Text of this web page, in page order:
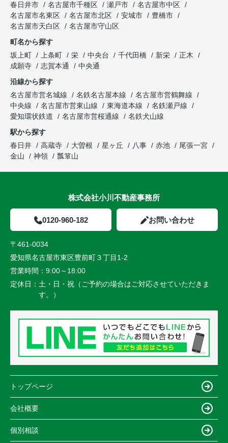
春日井市
名古屋市千種区 瀬戸市
名古屋市中区
名古屋市名東区
名古屋市北区 安城市
豊橋市
名古屋市天白区
名古屋市守山区
町名から探す
坂上町
上条町 栄 中央台 千代田橋 新栄
正木
成願寺
志賀本通
中央通
沿線から探す
名古屋市営名城線
名鉄名古屋本線
名古屋市営鶴舞線
中央線
名古屋市営東山線 東海道本線
名鉄瀬戸線
愛知環状鉄道
名古屋市営桜通線
名鉄犬山線
駅から探す
春日井
高蔵寺 大曽根 星ヶ丘 八事 赤池
尾張一宮
金山
神領 瓢箪山
株式会社小川不動産事務所
0120-960-182 お問い合わせ
〒461-0034
愛知県名古屋市東区豊前町３丁目1-2
営業時間： 9:00～18:00
定休日： 土・日・祝（ご予約の場合はご対応させていただきま
す。）
トップページ
会社概要
個別相談